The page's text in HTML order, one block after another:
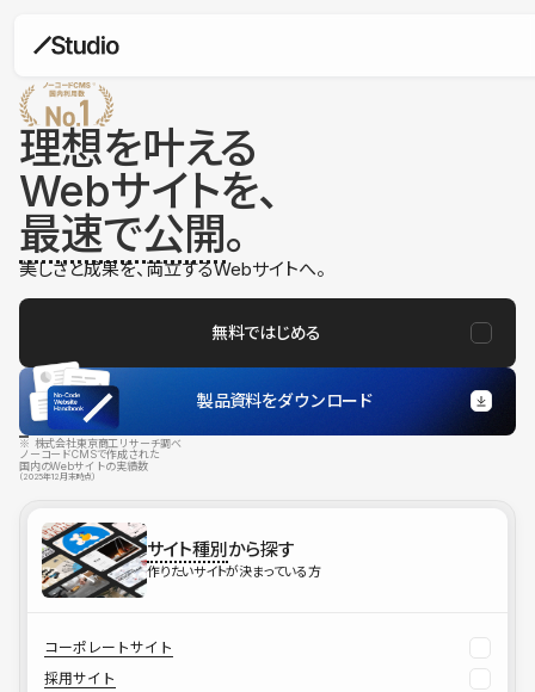
理想を叶える
Webサイトを、
最速で公開。
美しさと成果を、両立するWebサイトへ。
無料ではじめる
製品資料をダウンロード
※ 株式会社東京商工リサーチ調べ
ノーコードCMSで作成された
国内のWebサイトの実績数
（2025年12月末時点）
サイト種別から探す
作りたいサイトが決まっている方
コーポレートサイト
採用サイト